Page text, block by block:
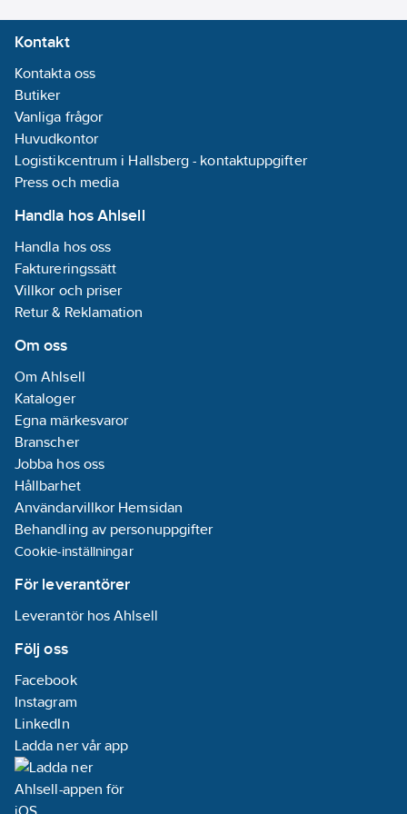
Kontakt
Kontakta oss
Butiker
Vanliga frågor
Huvudkontor
Logistikcentrum i Hallsberg - kontaktuppgifter
Press och media
Handla hos Ahlsell
Handla hos oss
Faktureringssätt
Villkor och priser
Retur & Reklamation
Om oss
Om Ahlsell
Kataloger
Egna märkesvaror
Branscher
Jobba hos oss
Hållbarhet
Användarvillkor Hemsidan
Behandling av personuppgifter
Cookie-inställningar
För leverantörer
Leverantör hos Ahlsell
Följ oss
Facebook
Instagram
LinkedIn
Ladda ner vår app